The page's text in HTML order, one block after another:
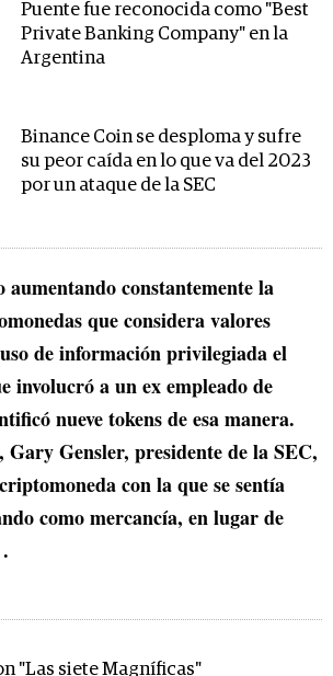
Puente fue reconocida como "Best
Private Banking Company" en la
Argentina
Binance Coin se desploma y sufre
su peor caída en lo que va del 2023
por un ataque de la SEC
aumentando constantemente la
que considera valores
de información privilegiada el
involucró a un ex empleado de
nueve tokens de esa manera.
Gary Gensler, presidente de la SEC,
con la que se sentía
como mercancía, en lugar de
"Las siete Magníficas"